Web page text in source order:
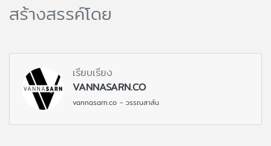
สร้างสรรค์โดย
เรียบเรียง
VANNASARN.CO
vannasarn.co - วรรณสาส์น